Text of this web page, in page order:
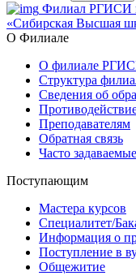
Филиал РГИСИ
«Сибирская Высшая
О Филиале
О филиале
Структура
Сведения об
Преподавателям
Обратная связь
Часто
Поступающим
Мастера курсов
Специалитет/
Информация о
Поступление в
Общежитие